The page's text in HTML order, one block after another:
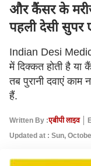
और कैंसर के
पहली देसी सुपर
Indian Desi
में दिक्कत होती है या
तब पुरानी दवाएं काम
हैं.
Written By :एबीपी लाइव
Updated at : Sun,